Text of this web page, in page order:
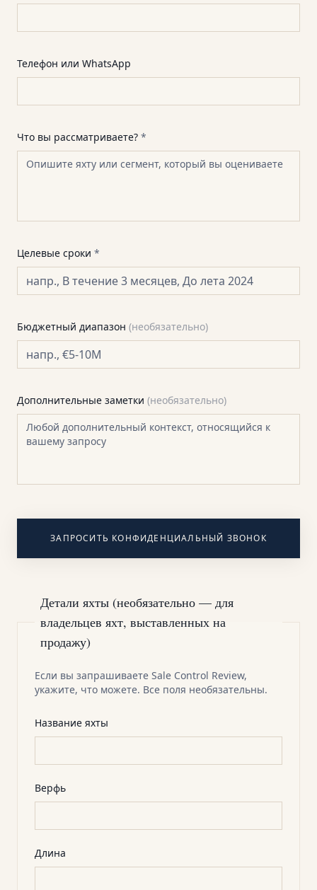
Телефон или WhatsApp
Что вы рассматриваете? *
Целевые сроки *
Бюджетный диапазон (необязательно)
Дополнительные заметки (необязательно)
ЗАПРОСИТЬ КОНФИДЕНЦИАЛЬНЫЙ ЗВОНОК
Детали яхты (необязательно — для
владельцев яхт, выставленных на
продажу)
Если вы запрашиваете Sale Control Review,
укажите, что можете. Все поля необязательны.
Название яхты
Верфь
Длина